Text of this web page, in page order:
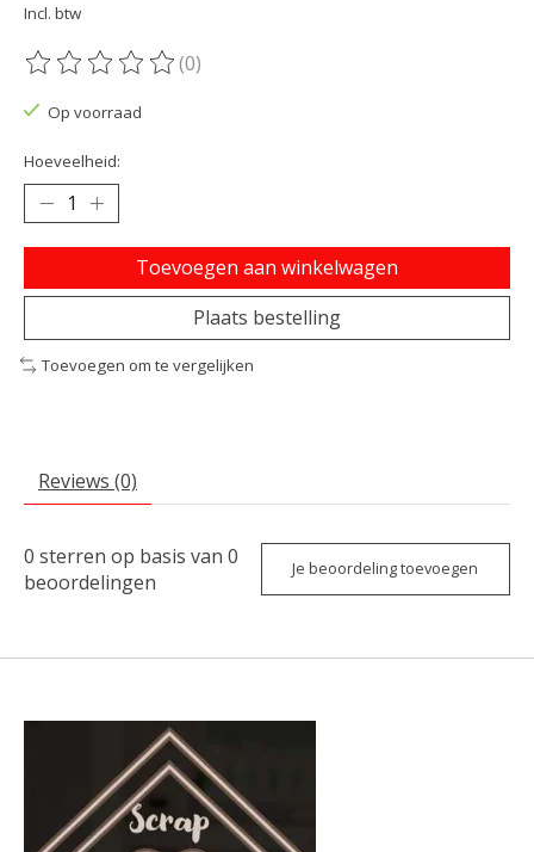
Incl. btw
De beoordeling van dit product is
(0)
Op voorraad
Hoeveelheid:
Toevoegen aan winkelwagen
Plaats bestelling
Toevoegen om te vergelijken
Reviews (0)
0 sterren op basis van 0
beoordelingen
Je beoordeling toevoegen